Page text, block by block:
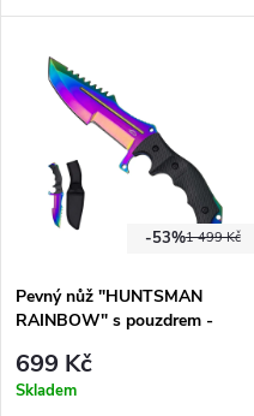
Čepel vyrobena z nerezové oceli
plastu, nylonové pouzdro.
1 499 Kč
-53%
Pevný nůž "HUNTSMAN
RAINBOW" s pouzdrem -
699 Kč
Skladem